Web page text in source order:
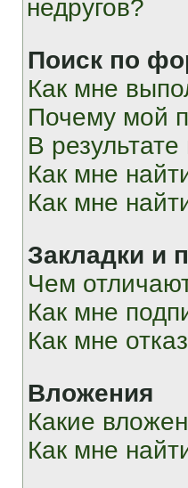
недругов?
Поиск по
Как мне
Почему мой
В
Как мне
Как мне
Закладки и
Чем
Как мне
Как мне
Вложения
Какие
Как мне